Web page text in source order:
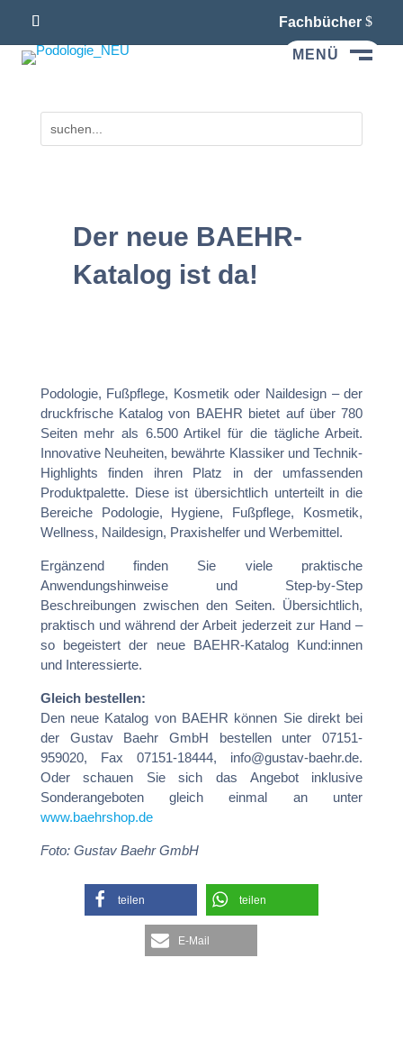
Fachbücher
MENÜ
Der neue BAEHR-
Katalog ist da!
Podologie, Fußpflege, Kosmetik oder Naildesign – der
druckfrische Katalog von BAEHR bietet auf über 780
Seiten mehr als 6.500 Artikel für die tägliche Arbeit.
Innovative Neuheiten, bewährte Klassiker und Technik-
Highlights finden ihren Platz in der umfassenden
Produktpalette. Diese ist übersichtlich unterteilt in die
Bereiche Podologie, Hygiene, Fußpflege, Kosmetik,
Wellness, Naildesign, Praxishelfer und Werbemittel.
Ergänzend finden Sie viele praktische
Anwendungshinweise und Step-by-Step
Beschreibungen zwischen den Seiten. Übersichtlich,
praktisch und während der Arbeit jederzeit zur Hand –
so begeistert der neue BAEHR-Katalog Kund:innen
und Interessierte.
Gleich bestellen:
Den neue Katalog von BAEHR können Sie direkt bei
der Gustav Baehr GmbH bestellen unter 07151-
959020, Fax 07151-18444, info@gustav-baehr.de.
Oder schauen Sie sich das Angebot inklusive
Sonderangeboten gleich einmal an unter
www.baehrshop.de
Foto: Gustav Baehr GmbH
teilen teilen
E-Mail